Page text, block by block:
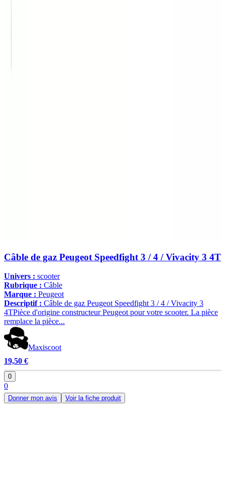
Câble de gaz Peugeot Speedfight 3 / 4 / Vivacity 3 4T
Univers : scooter
Rubrique : Câble
Marque : Peugeot
Descriptif : Câble de gaz Peugeot Speedfight 3 / 4 / Vivacity 3
4TPièce d'origine constructeur Peugeot pour votre scooter. La pièce
remplace la pièce...
Maxiscoot
19,50 €
0
0
Donner mon avis Voir la fiche produit